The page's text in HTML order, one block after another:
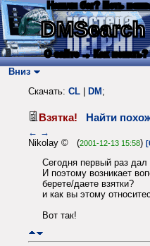
Нашли баг? Есть
DMSearch
О сайте → Как искать?
Вниз
Скачать: CL DM ;
Взятка! Найти
← →
Nikolay © (2001-12-13 15:58)
Сегодня первый раз дал
И поэтому возникает
берете/даете взятки?
и как вы этому
Вот так!